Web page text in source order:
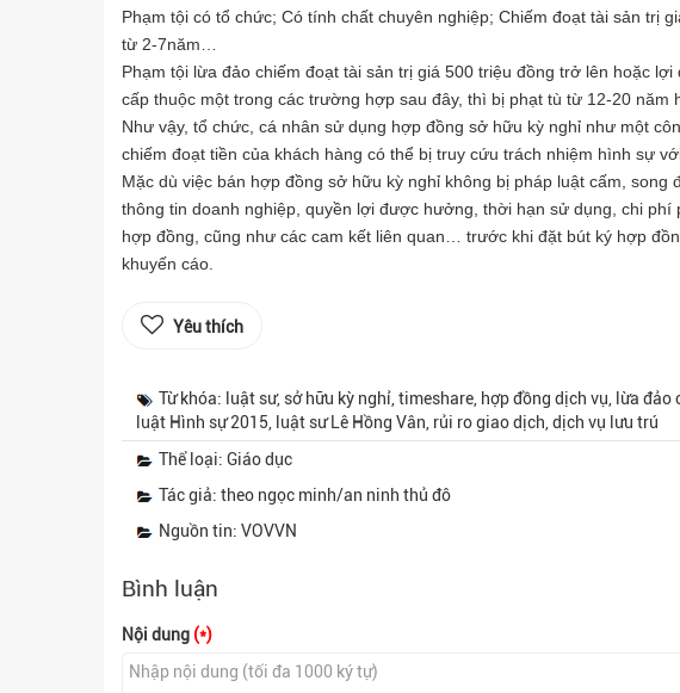
Phạm tội có tổ chức; Có tính chất chuyên nghiệp; Chiếm đoạt tài sản trị
từ 2-7năm…
Phạm tội lừa đảo chiếm đoạt tài sản trị giá 500 triệu đồng trở lên hoặc
cấp thuộc một trong các trường hợp sau đây, thì bị phạt tù từ 12-20 năm
Như vậy, tổ chức, cá nhân sử dụng hợp đồng sở hữu kỳ nghỉ như một
chiếm đoạt tiền của khách hàng có thể bị truy cứu trách nhiệm hình sự
Mặc dù việc bán hợp đồng sở hữu kỳ nghỉ không bị pháp luật cấm, song
thông tin doanh nghiệp, quyền lợi được hưởng, thời hạn sử dụng, chi phí
hợp đồng, cũng như các cam kết liên quan… trước khi đặt bút ký hợp
khuyến cáo.
Yêu thích
Từ khóa: luật sư, sở hữu kỳ nghỉ, timeshare, hợp đồng dịch vụ, lừa
luật Hình sự 2015, luật sư Lê Hồng Vân, rủi ro giao dịch, dịch vụ lưu trú
Thể loại: Giáo dục
Tác giả: theo ngọc minh/an ninh thủ đô
Nguồn tin: VOVVN
Bình luận
Nội dung (*)